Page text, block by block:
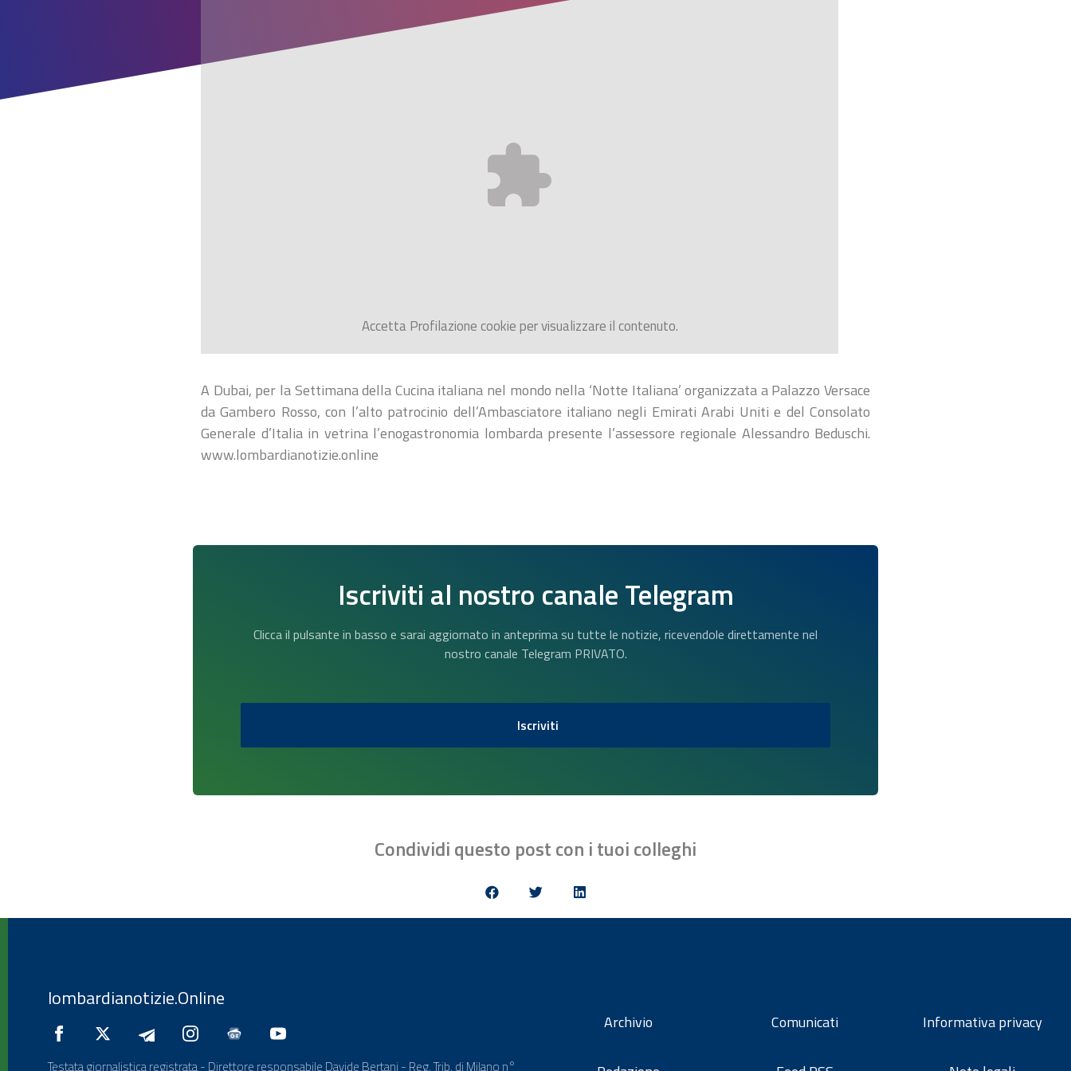
AccettaProfilazionecookie per visualizzare il contenuto.
A Dubai, per la Settimana della Cucina italiana nel mondo nella ‘Notte Italiana’ organizzata a Palazzo Versace
da Gambero Rosso, con l’alto patrocinio dell’Ambasciatore italiano negli Emirati Arabi Uniti e del Consolato
Generale d’Italia in vetrina l’enogastronomia lombarda presente l’assessore regionale Alessandro Beduschi.
www.lombardianotizie.online
Iscriviti al nostro canale Telegram
Clicca il pulsante in basso e sarai aggiornato in anteprima su tutte le notizie, ricevendole direttamente nel
nostro canale Telegram PRIVATO.
Iscriviti
Condividi questo post con i tuoi colleghi
lombardianotizie.Online
Testata giornalistica registrata - Direttore responsabile Davide Bertani - Reg. Trib. di Milano n°
Archivio Comunicati Informativa privacy